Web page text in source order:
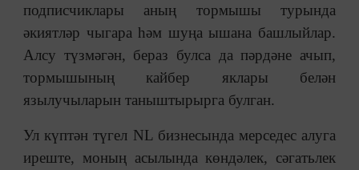
подписчиклары аның тормышы турында
әкиятләр чыгара һәм шуңа ышана башлыйлар.
Алсу түзмәгән, бераз булса да пәрдәне ачып,
тормышының кайбер яклары белән
язылучыларын таныштырырга булган.
Ул күптән түгел NL бизнесында мерседес алуга
иреште, моның асылында көндәлек, сәгатьлек